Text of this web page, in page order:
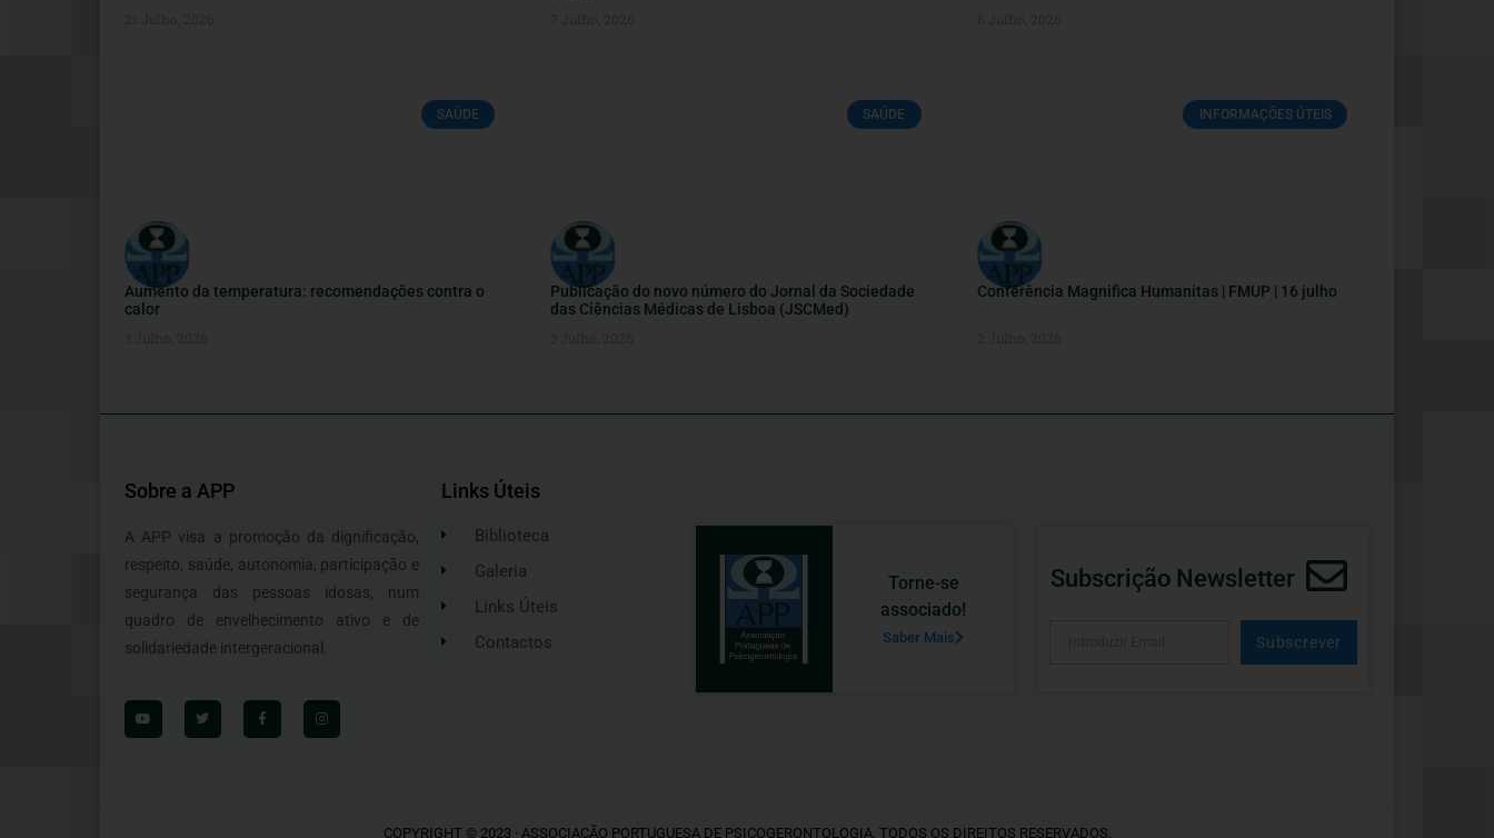
SAÚDE
Aumento da temperatura: recomendações contra o
calor
SAÚDE
Publicação do novo número do Jornal da Sociedade
das Ciências Médicas de Lisboa (JSCMed)
INFORMAÇÕES ÚTEIS
Conferência Magnifica Humanitas | FMUP | 16 julho
Sobre a APP
A APP visa a promoção da dignificação,
respeito, saúde, autonomia, participação e
segurança das pessoas idosas, num
quadro de envelhecimento ativo e de
solidariedade intergeracional.
Links Úteis
Biblioteca
Galeria
Links Úteis
Contactos
Torne-se
associado!
Saber Mais
Subscrição Newsletter
Subscrever
COPYRIGHT © 2023 · ASSOCIAÇÃO PORTUGUESA DE PSICOGERONTOLOGIA. TODOS OS DIREITOS RESERVADOS.